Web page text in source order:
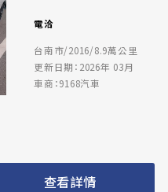
電洽
台南市/2016/8.9萬公里
更新日期：2026年 03月
車商：9168汽車
查看詳情